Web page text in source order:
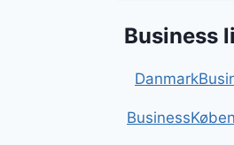
Business